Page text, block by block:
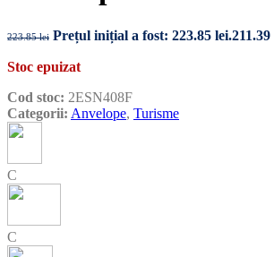
223.85lei Prețul inițial a fost: 223.85 lei.211.39
Stoc epuizat
Cod stoc: 2ESN408F
Categorii: Anvelope, Turisme
C
C